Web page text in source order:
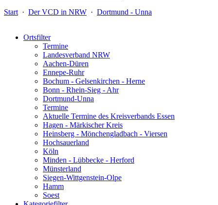
Start · Der VCD in NRW · Dortmund - Unna
Ortsfilter
Termine
Landesverband NRW
Aachen-Düren
Ennepe-Ruhr
Bochum - Gelsenkirchen - Herne
Bonn - Rhein-Sieg - Ahr
Dortmund-Unna
Termine
Aktuelle Termine des Kreisverbands Essen
Hagen - Märkischer Kreis
Heinsberg - Mönchengladbach - Viersen
Hochsauerland
Köln
Minden - Lübbecke - Herford
Münsterland
Siegen-Wittgenstein-Olpe
Hamm
Soest